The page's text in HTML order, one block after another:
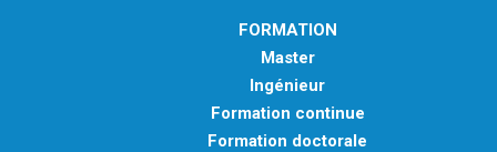
FORMATION
Master
Ingénieur
Formation continue
Formation doctorale